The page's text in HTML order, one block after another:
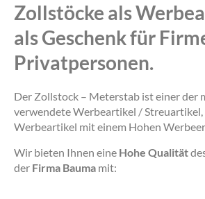
Zollstöcke als
als Geschenk für
Privatpersonen.
Der Zollstock – Meterstab ist einer der
verwendete Werbeartikel / Streuartikel,
Werbeartikel mit einem Hohen
Wir bieten Ihnen eine Hohe Qualität
der Firma Bauma mit: